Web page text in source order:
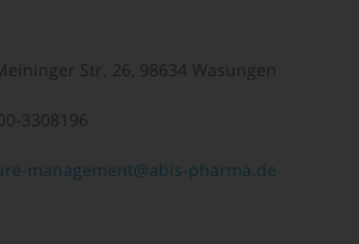
Str. 26, 98634 Wasungen
3308196
management@abis-pharma.de